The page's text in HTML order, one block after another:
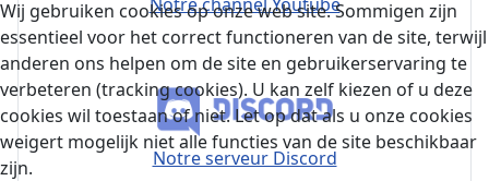
Notre channel Youtube
Notre serveur Discord
Wij gebruiken cookies op onze web site. Sommigen zijn
essentieel voor het correct functioneren van de site, terwijl
anderen ons helpen om de site en gebruikerservaring te
verbeteren (tracking cookies). U kan zelf kiezen of u deze
cookies wil toestaan of niet. Let op dat als u onze cookies
weigert mogelijk niet alle functies van de site beschikbaar
zijn.